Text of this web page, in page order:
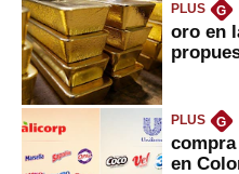
PLUS G
oro en
PLUS G
en